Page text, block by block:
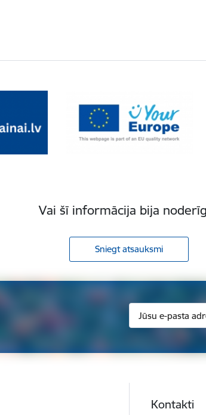
Vai šī informācija bija
Sniegt atsauksmi
Kontakti